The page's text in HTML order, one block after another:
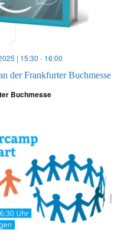
der Frankfurter Buchmesse
| 15:30 - 16:00
Buchmesse